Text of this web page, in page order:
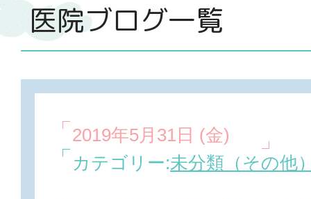
医院ブログ一覧
2019年5月31日 (金)
カテゴリー:未分類（その他